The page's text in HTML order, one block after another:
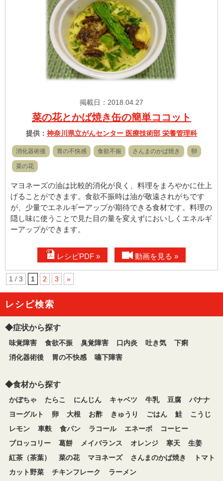
掲載日：2018.04.27
菜の花とかば焼き缶の簡単ココット
提供： 神奈川県立がんセンター 医療技術部 栄養管理科
消化器術後 胃の不快感 食欲不振 さんまのかば焼き 卵
菜の花
マヨネーズの油は比較的消化が良く、料理をまろやかに仕上
げることができます。食欲不振時は油が敬遠されがちです
が、少量でエネルギーアップが期待できる食材です。料理の
隠し味に使うことで見た目の量を変えずにおいしくエネルギ
ーアップができます。
レシピPDF » 動画を見る »
1 / 3 1 2 3 »
レシピ検索
◆症状から探す
味覚障害 食欲不振 臭覚障害 口内炎 吐き気
下痢
消化器術後
胃の不快感 嚥下障害
◆食材から探す
かぼちゃ たらこ にんじん キャベツ 牛乳 豆腐
バナナ
ヨーグルト
卵 大根 お酢 きゅうり ごはん 鮭
こうじ
レモン
車麩 食パン ラコール エネーボ
コーヒー
ブロッコリー
葛餅 メイバランス オレンジ 寒天
生姜
紅茶（茶葉）
菜の花 マヨネーズ さんまのかば焼き
トマト
カット野菜
チキンフレーク ラーメン